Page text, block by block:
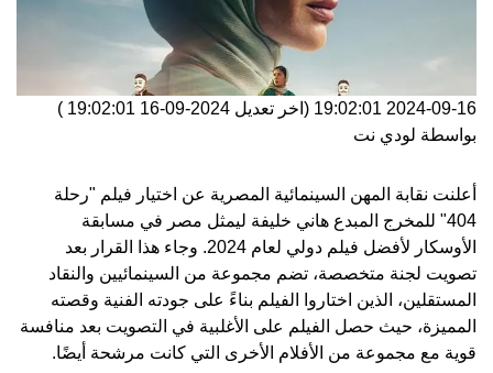
2024-09-16 19:02:01 (اخر تعديل 2024-09-16 19:02:01
)
بواسطة لودي نت
أعلنت نقابة المهن السينمائية المصرية عن اختيار فيلم "رحلة
404" للمخرج المبدع هاني خليفة ليمثل مصر في مسابقة
الأوسكار لأفضل فيلم دولي لعام 2024. وجاء هذا القرار بعد
تصويت لجنة متخصصة، تضم مجموعة من السينمائيين والنقاد
المستقلين، الذين اختاروا الفيلم بناءً على جودته الفنية وقصته
المميزة، حيث حصل الفيلم على الأغلبية في التصويت بعد منافسة
قوية مع مجموعة من الأفلام الأخرى التي كانت مرشحة أيضًا.